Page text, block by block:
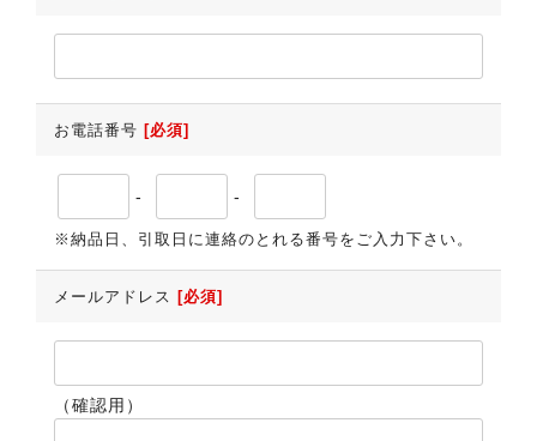
お電話番号 [必須]
- -
※納品日、引取日に連絡のとれる番号をご入力下さい。
メールアドレス [必須]
（確認用）